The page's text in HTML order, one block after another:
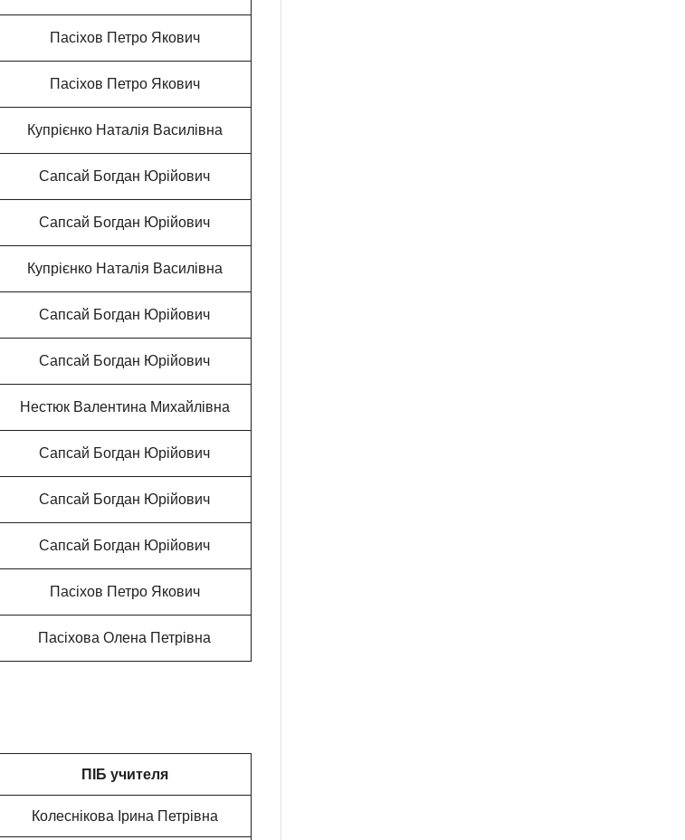
Пасіхов Петро Якович
Пасіхов Петро Якович
Купрієнко Наталія Василівна
Сапсай Богдан Юрійович
Сапсай Богдан Юрійович
Купрієнко Наталія Василівна
Сапсай Богдан Юрійович
Сапсай Богдан Юрійович
Нестюк Валентина Михайлівна
Сапсай Богдан Юрійович
Сапсай Богдан Юрійович
Сапсай Богдан Юрійович
Пасіхов Петро Якович
Пасіхова Олена Петрівна
ПІБ учителя
Колеснікова Ірина Петрівна